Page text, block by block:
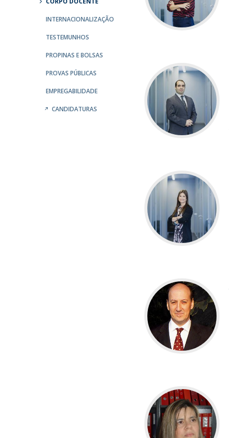
INTERNACIONALIZAÇÃO
TESTEMUNHOS
PROPINAS E BOLSAS
PROVAS PÚBLICAS
EMPREGABILIDADE
CANDIDATURAS